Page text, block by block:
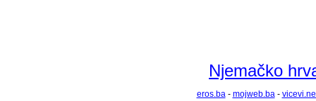
Njemačko
eros.ba- mojweb.ba-